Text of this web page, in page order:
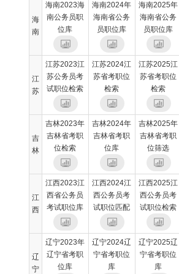
海
南
海南2023海
南公务员职
位库
海南2024年
海南省公务
员职位库
海南2025年
海南省公务
员职位库
江
苏
江苏2023江
苏公务员考
试职位检索
江苏2024江
苏省考职位
检索
江苏2025江
苏省考职位
检索
吉
林
吉林2023年
吉林省考职
位检索
吉林2024年
吉林省考职
位库
吉林2025年
吉林省考职
位筛选
江
西
江西2023江
西省公务员
考试职位库
江西2024江
西公务员考
试职位匹配
江西2025江
西公务员考
试职位检索
辽
宁
辽宁2023年
辽宁省考职
位库
辽宁2024辽
宁省考职位
库
辽宁2025辽
宁省考职位
库